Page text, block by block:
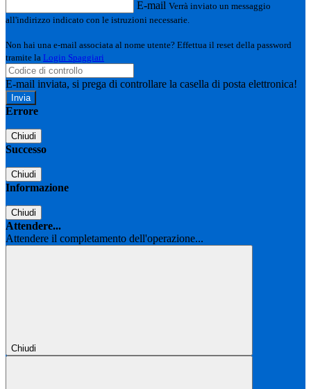
E-mail Verrà inviato un messaggio
all'indirizzo indicato con le istruzioni necessarie.
Non hai una e-mail associata al nome utente? Effettua il reset della password
tramite la Login Spaggiari
E-mail inviata, si prega di controllare la casella di posta elettronica!
Errore
Chiudi
Successo
Chiudi
Informazione
Chiudi
Attendere...
Attendere il completamento dell'operazione...
Chiudi